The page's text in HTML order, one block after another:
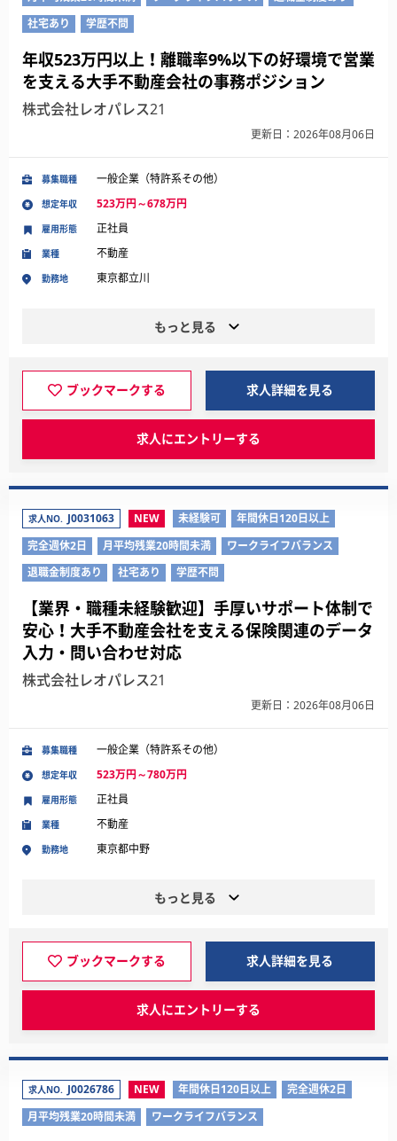
社宅あり
学歴不問
年収523万円以上！離職率9%以下の好環境で営業
を支える大手不動産会社の事務ポジション
株式会社レオパレス21
更新日：2026年08月06日
募集職種 一般企業（特許系その他）
想定年収 523万円～678万円
業種 不動産
勤務地 東京都立川
雇用形態 正社員
もっと見る
ブックマークする 求人詳細を見る
求人にエントリーする
求人NO. J0031063 NEW 未経験可
年間休日120日以上
完全週休2日
月平均残業20時間未満
ワークライフバランス
退職金制度あり
社宅あり 学歴不問
【業界・職種未経験歓迎】手厚いサポート体制で
安心！大手不動産会社を支える保険関連のデータ
入力・問い合わせ対応
株式会社レオパレス21
更新日：2026年08月06日
募集職種 一般企業（特許系その他）
想定年収 523万円～780万円
業種 不動産
勤務地 東京都中野
雇用形態 正社員
もっと見る
ブックマークする 求人詳細を見る
求人にエントリーする
求人NO. J0026786 NEW 年間休日120日以上
完全週休2日
月平均残業20時間未満
ワークライフバランス